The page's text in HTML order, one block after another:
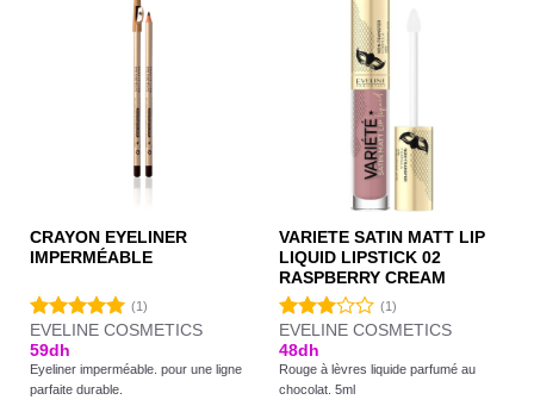
CRAYON EYELINER
IMPERMÉABLE
Note5.00
sur 5
(1)
EVELINE COSMETICS
59dh
Eyeliner imperméable. pour une ligne
parfaite durable.
VARIETE SATIN MATT LIP
LIQUID LIPSTICK 02
RASPBERRY CREAM
Note
3.00
sur 5
(1)
EVELINE COSMETICS
48dh
Rouge à lèvres liquide parfumé au
chocolat. 5ml